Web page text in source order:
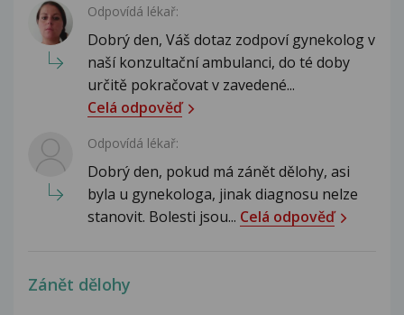
Odpovídá lékař:
Dobrý den, Váš dotaz zodpoví gynekolog v
naší konzultační ambulanci, do té doby
určitě pokračovat v zavedené...
Celá odpověď
Odpovídá lékař:
Dobrý den, pokud má zánět dělohy, asi
byla u gynekologa, jinak diagnosu nelze
stanovit. Bolesti jsou... Celá odpověď
Zánět dělohy